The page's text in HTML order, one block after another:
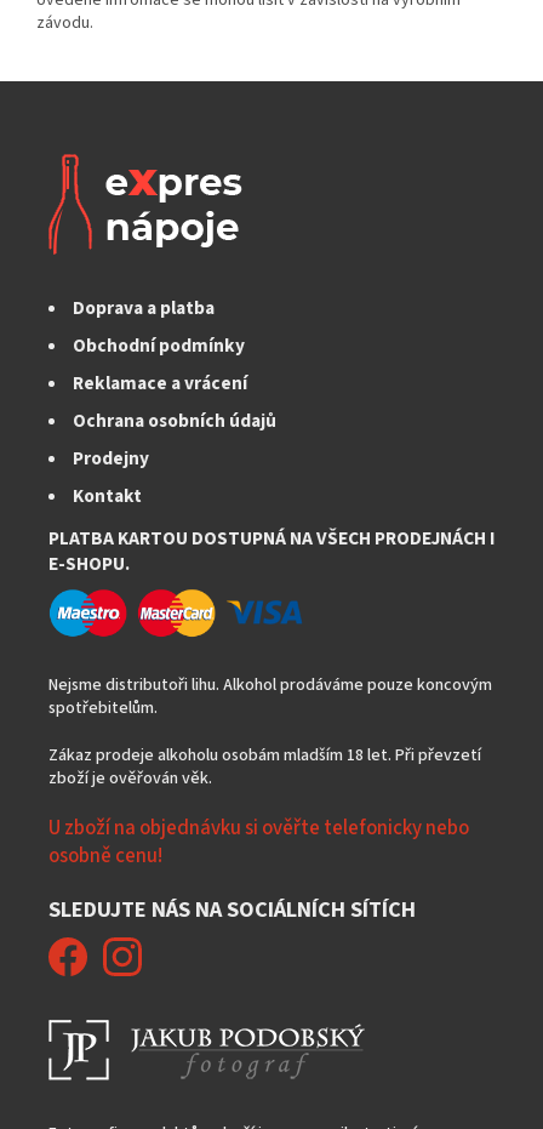
Doprava a platba
Obchodní podmínky
Reklamace a vrácení
Ochrana osobních údajů
Prodejny
Kontakt
PLATBA KARTOU DOSTUPNÁ NA VŠECH PRODEJNÁCH I
E-SHOPU.
Nejsme distributoři lihu. Alkohol prodáváme pouze koncovým
spotřebitelům.
Zákaz prodeje alkoholu osobám mladším 18 let. Při převzetí
zboží je ověřován věk.
U zboží na objednávku si ověřte telefonicky nebo
osobně cenu!
SLEDUJTE NÁS NA SOCIÁLNÍCH SÍTÍCH